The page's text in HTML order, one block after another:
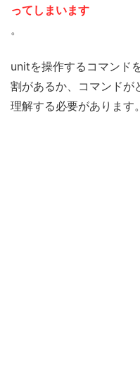
ってしまいます
。
unitを操作するコマンド
割があるか、コマンドが
理解する必要があります。